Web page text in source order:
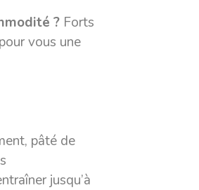
? Forts
vous une
pâté de
jusqu’à